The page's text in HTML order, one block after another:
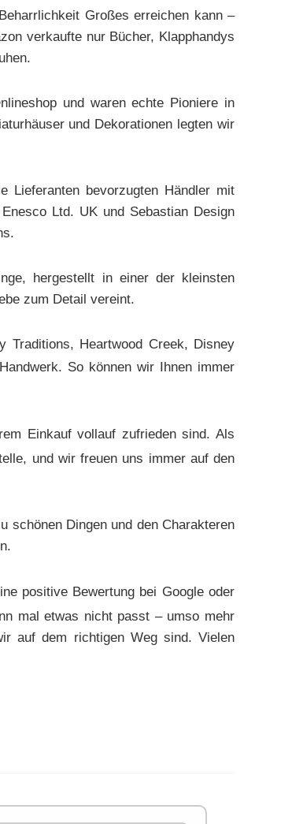
Großes erreichen kann –
verkaufte nur Bücher, Klapphandys
und waren echte Pioniere in
und Dekorationen legten wir
Lieferanten bevorzugten Händler mit
Ltd. UK und Sebastian Design
hergestellt in einer der kleinsten
zum Detail vereint.
Traditions, Heartwood Creek, Disney
So können wir Ihnen immer
Einkauf vollauf zufrieden sind. Als
und wir freuen uns immer auf den
schönen Dingen und den Charakteren
positive Bewertung bei Google oder
mal etwas nicht passt – umso mehr
auf dem richtigen Weg sind. Vielen